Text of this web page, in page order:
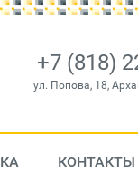
+7 (818)
ул. Попова, 18,
КОНТАКТЫ